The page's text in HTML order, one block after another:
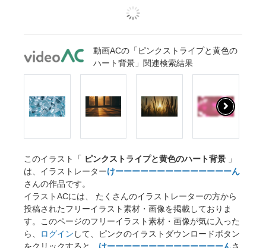
動画ACの「ピンクストライプと黄色の
ハート背景」関連検索結果
このイラスト「 ピンクストライプと黄色のハート背景 」
は、イラストレーターけーーーーーーーーーーーーーーん
さんの作品です。
イラストACには、 たくさんのイラストレーターの方から
投稿されたフリーイラスト素材・画像を掲載しておりま
す。このページのフリーイラスト素材・画像が気に入った
ら、
ログイン して、ピンクのイラストダウンロードボタン
をクリックすると、 けーーーーーーーーーーーーーーんさ